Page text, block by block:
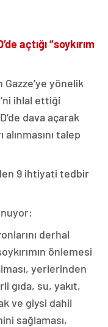
açtığı “soykırım
yönelik
ihlal ettiği
dava açarak
talep
9 ihtiyati tedbir
derhal
önlemesi
yerlerinden
gıda, su, yakıt,
ve giysi dahil
sağlaması,